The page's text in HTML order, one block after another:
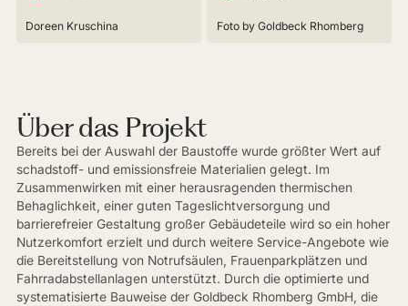
Doreen Kruschina Foto by Goldbeck Rhomberg
Über das Projekt
Bereits bei der Auswahl der Baustoffe wurde größter Wert auf
schadstoff- und emissionsfreie Materialien gelegt. Im
Zusammenwirken mit einer herausragenden thermischen
Behaglichkeit, einer guten Tageslichtversorgung und
barrierefreier Gestaltung großer Gebäudeteile wird so ein hoher
Nutzerkomfort erzielt und durch weitere Service-Angebote wie
die Bereitstellung von Notrufsäulen, Frauenparkplätzen und
Fahrradabstellanlagen unterstützt. Durch die optimierte und
systematisierte Bauweise der Goldbeck Rhomberg GmbH, die